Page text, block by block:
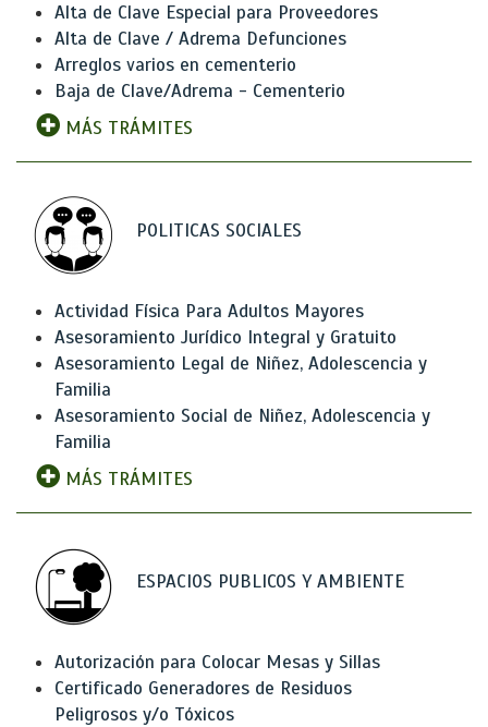
Alta de Clave Especial para Proveedores
Alta de Clave / Adrema Defunciones
Arreglos varios en cementerio
Baja de Clave/Adrema - Cementerio
MÁS TRÁMITES
POLITICAS SOCIALES
Actividad Física Para Adultos Mayores
Asesoramiento Jurídico Integral y Gratuito
Asesoramiento Legal de Niñez, Adolescencia y
Familia
Asesoramiento Social de Niñez, Adolescencia y
Familia
MÁS TRÁMITES
ESPACIOS PUBLICOS Y AMBIENTE
Autorización para Colocar Mesas y Sillas
Certificado Generadores de Residuos
Peligrosos y/o Tóxicos